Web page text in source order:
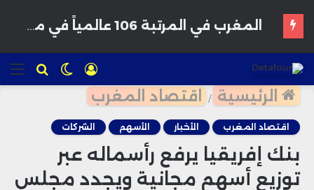
للبحث الوضع
المظلم
تسجيل
الدخول
الرئيسية / اقتصاد المغرب
اقتصاد المغرب الأخبار الأسهم الشركات
بنك إفريقيا يرفع رأسماله عبر
توزيع أسهم مجانية ويجدد مجلس